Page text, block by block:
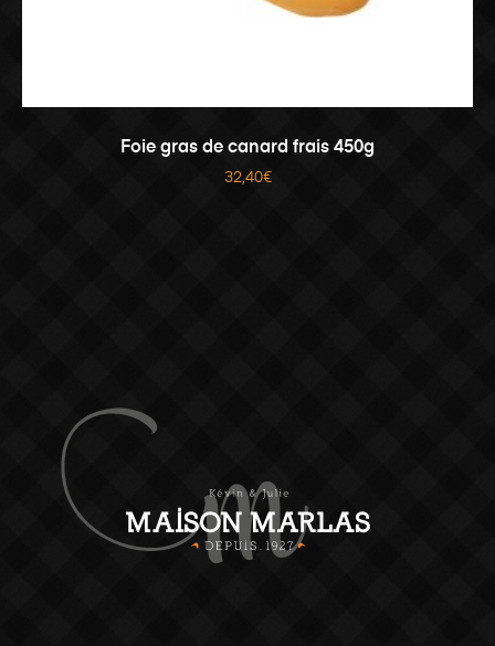
AJOUTER AU PANIER
Foie gras de canard frais 450g
32,40€